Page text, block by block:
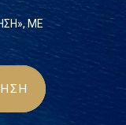
ΜΕ